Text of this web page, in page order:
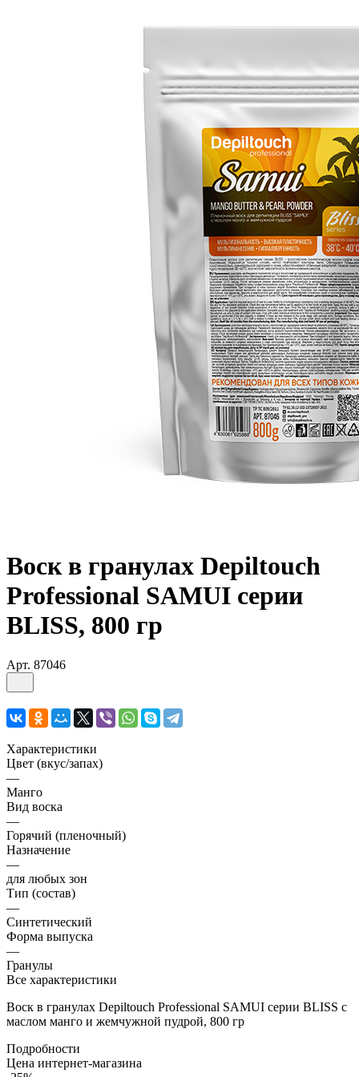
Воск в гранулах Depiltouch
Professional SAMUI серии
BLISS, 800 гр
Арт. 87046
Характеристики
Цвет (вкус/запах)
—
Манго
Вид воска
—
Горячий (пленочный)
Назначение
—
для любых зон
Тип (состав)
—
Синтетический
Форма выпуска
—
Гранулы
Все характеристики
Воск в гранулах Depiltouch Professional SAMUI серии BLISS с
маслом манго и жемчужной пудрой, 800 гр
Подробности
Цена интернет-магазина